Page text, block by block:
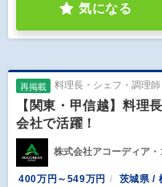
気になる
再掲載 料理長・シェフ・調理
【関東・甲信越】料理
会社で活躍！
株式会社アコーディア・
400万円～549万円
茨城県 /